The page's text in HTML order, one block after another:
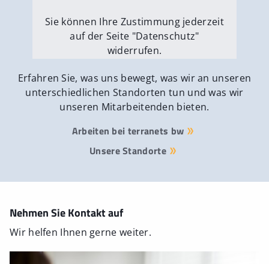
Sie können Ihre Zustimmung jederzeit
auf der Seite "Datenschutz"
widerrufen.
Externe Medien erlauben
Erfahren Sie, was uns bewegt, was wir an unseren
unterschiedlichen Standorten tun und was wir
unseren Mitarbeitenden bieten.
Arbeiten bei terranets bw
Unsere Standorte
Nehmen Sie Kontakt auf
Wir helfen Ihnen gerne weiter.